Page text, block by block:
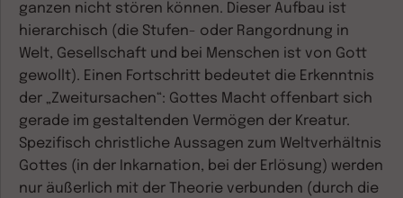
ganzen nicht stören können. Dieser Aufbau ist
hierarchisch (die Stufen- oder Rangordnung in
Welt, Gesellschaft und bei Menschen ist von Gott
gewollt). Einen Fortschritt bedeutet die Erkenntnis
der „Zweitursachen“: Gottes Macht offenbart sich
gerade im gestaltenden Vermögen der Kreatur.
Spezifisch christliche Aussagen zum Weltverhältnis
Gottes (in der Inkarnation, bei der Erlösung) werden
nur äußerlich mit der Theorie verbunden (durch die